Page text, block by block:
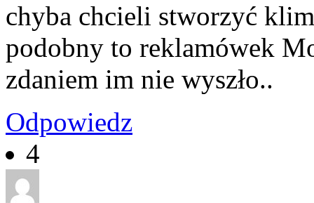
chyba chcieli stworzyć
podobny to reklamówek
zdaniem im nie wyszło..
Odpowiedz
4